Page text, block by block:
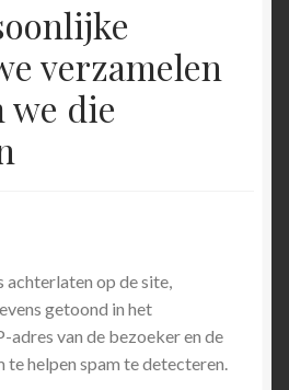
verzamelen
we die
op de site,
getoond in het
van de bezoeker en de
helpen spam te detecteren.